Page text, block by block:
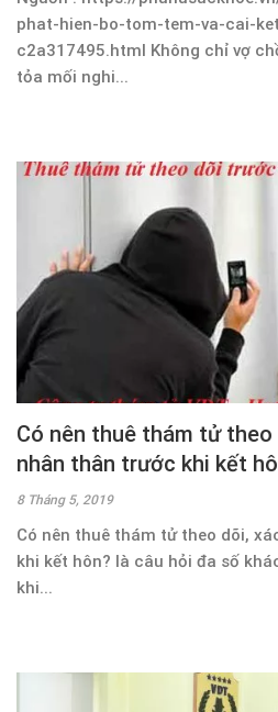
phat-hien-bo-tom-tem-va-cai-
c2a317495.html Không chỉ vợ
tỏa mối nghi...
Có nên thuê thám tử
nhân thân trước khi kết
8 Tháng 5, 2019
Có nên thuê thám tử theo dõi,
khi kết hôn? là câu hỏi đa số
khi...